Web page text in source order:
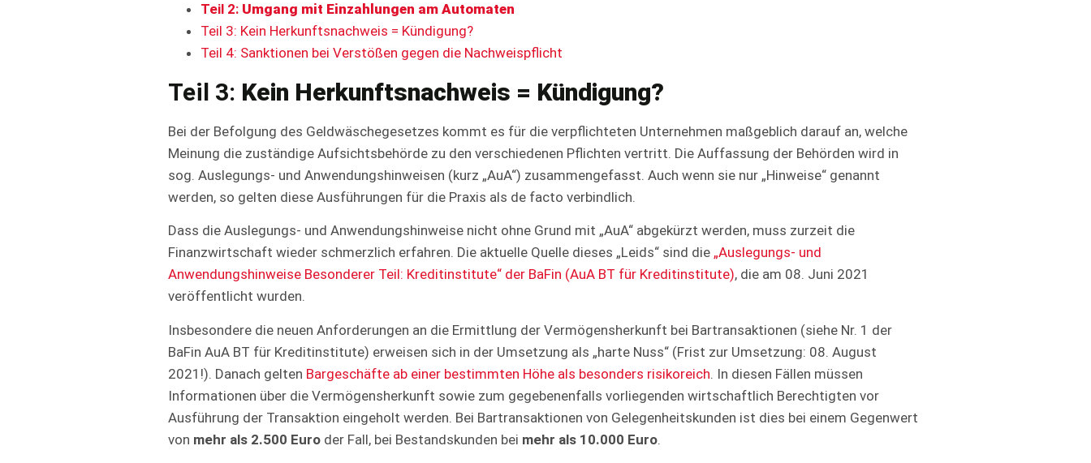
Teil 2: Umgang mit Einzahlungen am Automaten
Teil 3: Kein Herkunftsnachweis = Kündigung?
Teil 4: Sanktionen bei Verstößen gegen die Nachweispflicht
Teil 3: Kein Herkunftsnachweis = Kündigung?
Bei der Befolgung des Geldwäschegesetzes kommt es für die verpflichteten Unternehmen maßgeblich darauf an, welche
Meinung die zuständige Aufsichtsbehörde zu den verschiedenen Pflichten vertritt. Die Auffassung der Behörden wird in
sog. Auslegungs- und Anwendungshinweisen (kurz „AuA“) zusammengefasst. Auch wenn sie nur „Hinweise“ genannt
werden, so gelten diese Ausführungen für die Praxis als de facto verbindlich.
Dass die Auslegungs- und Anwendungshinweise nicht ohne Grund mit „AuA“ abgekürzt werden, muss zurzeit die
Finanzwirtschaft wieder schmerzlich erfahren. Die aktuelle Quelle dieses „Leids“ sind die „Auslegungs-​ und
Anwendungshinweise Besonderer Teil: Kreditinstitute“ der BaFin (AuA BT für Kreditinstitute), die am 08. Juni 2021
veröffentlicht wurden.
Insbesondere die neuen Anforderungen an die Ermittlung der Vermögensherkunft bei Bartransaktionen (siehe Nr. 1 der
BaFin AuA BT für Kreditinstitute) erweisen sich in der Umsetzung als „harte Nuss“ (Frist zur Umsetzung: 08. August
2021!). Danach gelten Bargeschäfte ab einer bestimmten Höhe als besonders risikoreich. In diesen Fällen müssen
Informationen über die Vermögensherkunft sowie zum gegebenenfalls vorliegenden wirtschaftlich Berechtigten vor
Ausführung der Transaktion eingeholt werden. Bei Bartransaktionen von Gelegenheitskunden ist dies bei einem Gegenwert
von mehr als 2.500 Euro der Fall, bei Bestandskunden bei mehr als 10.000 Euro.